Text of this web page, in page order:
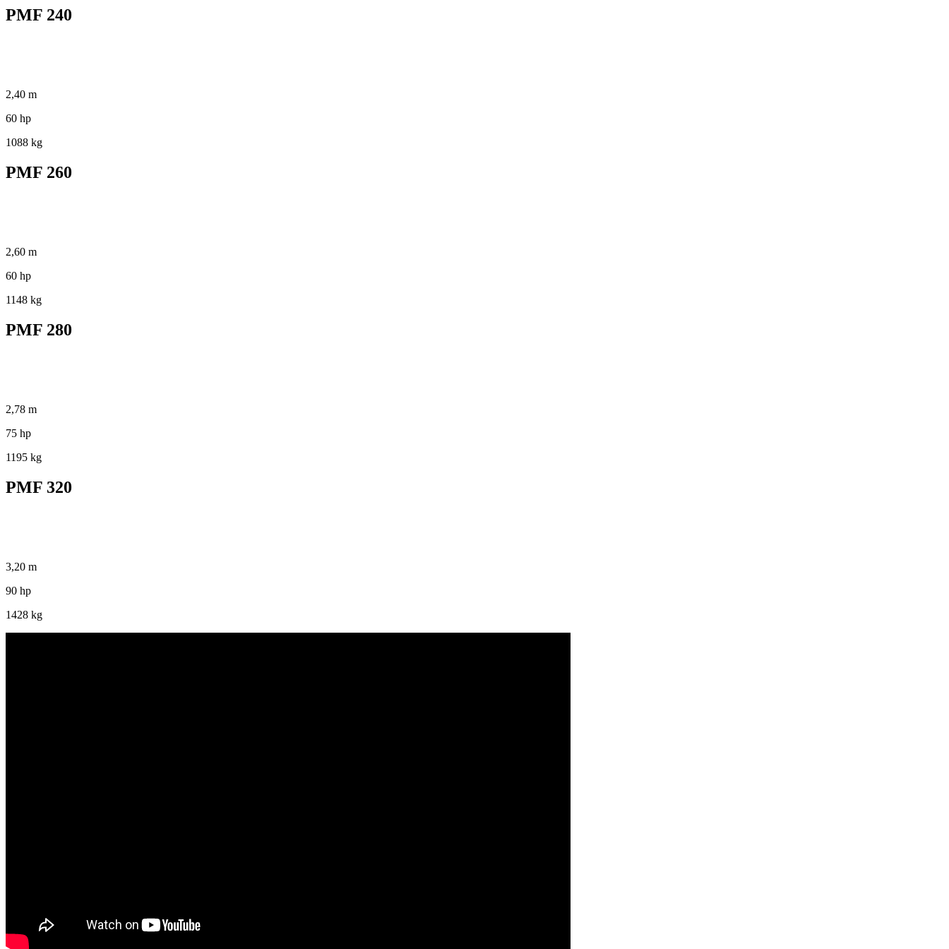
PMF 240
2,40 m
60 hp
1088 kg
PMF 260
2,60 m
60 hp
1148 kg
PMF 280
2,78 m
75 hp
1195 kg
PMF 320
3,20 m
90 hp
1428 kg